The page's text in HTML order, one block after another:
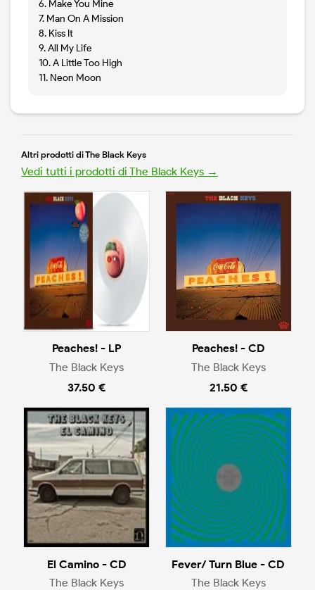
6. Make You Mine
7. Man On A Mission
8. Kiss It
9. All My Life
10. A Little Too High
11. Neon Moon
Altri prodotti di The Black Keys
Vedi tutti i prodotti di The Black Keys →
Peaches! - LP
The Black Keys
37.50 €
Peaches! - CD
The Black Keys
21.50 €
El Camino - CD
The Black Keys
Fever/ Turn Blue - CD
The Black Keys